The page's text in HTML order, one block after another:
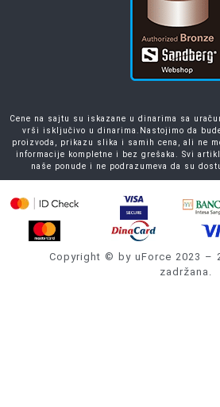
Cene na sajtu su iskazane u dinarima sa
vrši isključivo u dinarima.Nastojimo da
proizvoda, prikazu slika i samih cena, ali ne
informacije kompletne i bez grešaka. Svi
naše ponude i ne podrazumeva da su
Copyright © by uForce 2023 –
zadržana.